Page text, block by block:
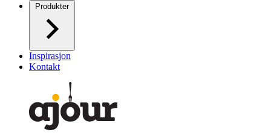
Produkter
Inspirasjon
Kontakt